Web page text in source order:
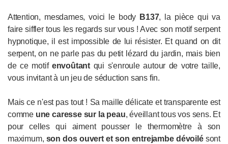
Attention, mesdames, voici le body B137, la pièce qui va
faire siffler tous les regards sur vous ! Avec son motif serpent
hypnotique, il est impossible de lui résister. Et quand on dit
serpent, on ne parle pas du petit lézard du jardin, mais bien
de ce motif envoûtant qui s'enroule autour de votre taille,
vous invitant à un jeu de séduction sans fin.
Mais ce n'est pas tout ! Sa maille délicate et transparente est
comme une caresse sur la peau, éveillant tous vos sens. Et
pour celles qui aiment pousser le thermomètre à son
maximum, son dos ouvert et son entrejambe dévoilésont